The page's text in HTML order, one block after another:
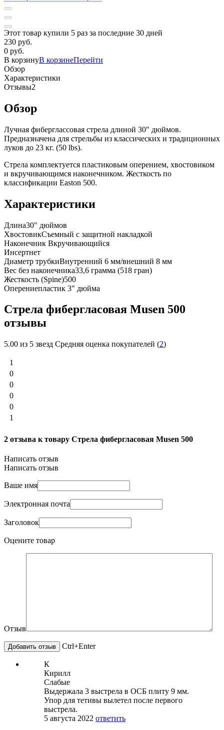
Этот товар купили 5 раз за последние 30 дней
230 руб.
0 руб.
В корзинуВ корзинеПерейти
Обзор
Характеристики
Отзывы2
Обзор
Лучная фиберглассовая стрела длиной 30" дюймов.
Предназначена для стрельбы из классических и традиционных
луков до 23 кг. (50 lbs).
Стрела комплектуется пластиковым оперением, хвостовиком
и вкручивающимся наконечником. Жесткость по
классификации Easton 500.
Характеристики
Длина30" дюймов
ХвостовикСъемный с защитной накладкой
Наконечник Вкручивающийся
Инсертнет
Диаметр трубкиВнутренний 6 мм/внешний 8 мм
Вес без наконечника33,6 грамма (518 гран)
Жесткость (Spine)500
Оперениепластик 3" дюйма
Стрела фибергласовая Musen 500
отзывы
5.00 из 5 звезд Средняя оценка покупателей (2)
1
0
0
0
0
1
2 отзыва к товару Стрела фибергласовая Musen 500
Написать отзыв
Написать отзыв
Ваше имя
Электронная почта
Заголовок
Оцените товар
Отзыв
Ctrl+Enter
К
Кирилл
Слабые
Выдержала 3 выстрела в ОСБ плиту 9 мм.
Упор для тетивы вылетел после первого
выстрела.
5 августа 2022 ответить